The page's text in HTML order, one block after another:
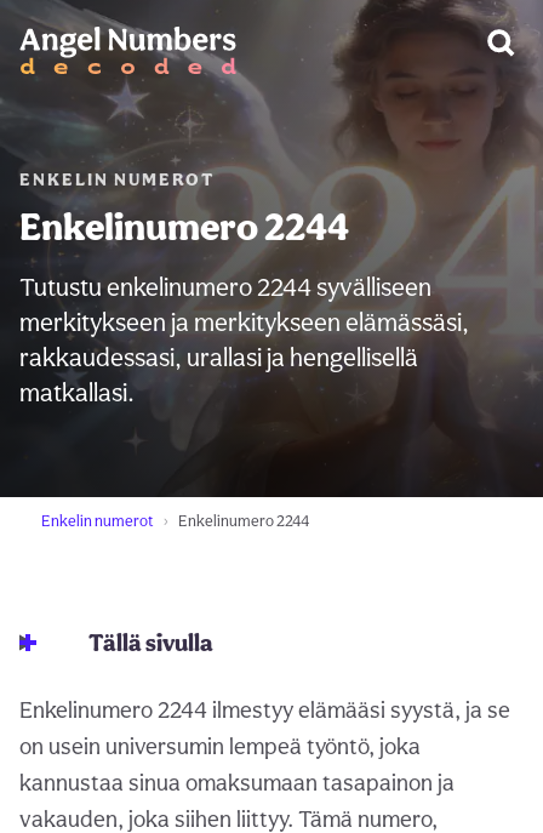
ENKELIN NUMEROT
Enkelinumero 2244
Tutustu enkelinumero 2244 syvälliseen
merkitykseen ja merkitykseen elämässäsi,
rakkaudessasi, urallasi ja hengellisellä
matkallasi.
Enkelin numerot Enkelinumero 2244
Tällä sivulla
Enkelinumero 2244 ilmestyy elämääsi syystä, ja se
on usein universumin lempeä työntö, joka
kannustaa sinua omaksumaan tasapainon ja
vakauden, joka siihen liittyy. Tämä numero,
VAROITUS: